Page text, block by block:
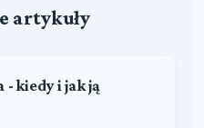
artykuły
kiedy i jak ją